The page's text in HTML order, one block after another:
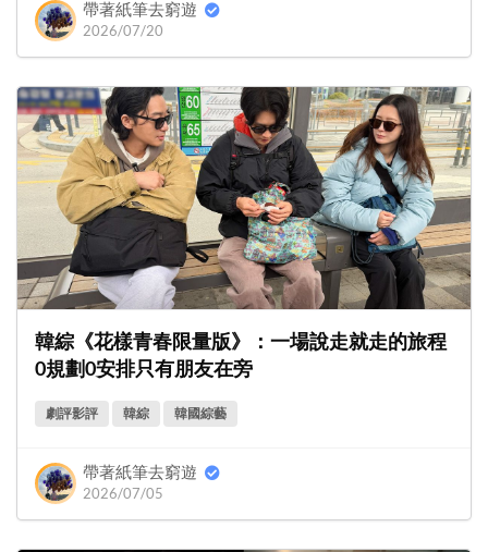
帶著紙筆去窮遊
2026/07/20
韓綜《花樣青春限量版》：一場說走就走的旅程
0規劃0安排只有朋友在旁
劇評影評 韓綜 韓國綜藝
帶著紙筆去窮遊
2026/07/05